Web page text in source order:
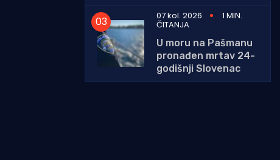
07 kol. 2026
1 MIN.
ČITANJA
U moru na Pašmanu
pronađen mrtav 24-
godišnji Slovenac